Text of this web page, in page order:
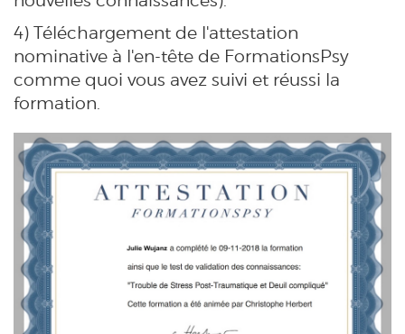
4) Téléchargement de l'attestation
nominative à l'en-tête de FormationsPsy
comme quoi vous avez suivi et réussi la
formation.